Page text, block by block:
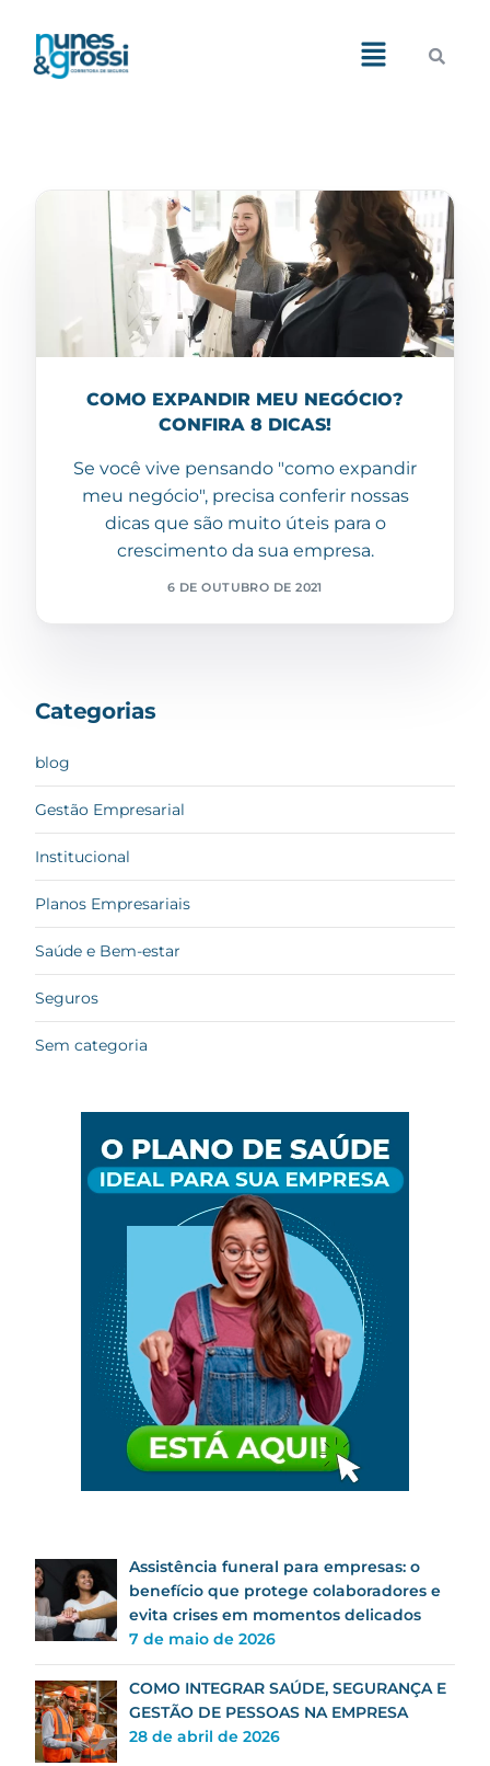
COMO EXPANDIR MEU NEGÓCIO?
CONFIRA 8 DICAS!
Se você vive pensando "como expandir
meu negócio", precisa conferir nossas
dicas que são muito úteis para o
crescimento da sua empresa.
6 DE OUTUBRO DE 2021
Categorias
blog
Gestão Empresarial
Institucional
Planos Empresariais
Saúde e Bem-estar
Seguros
Sem categoria
Assistência funeral para empresas: o
benefício que protege colaboradores e
evita crises em momentos delicados
7 de maio de 2026
COMO INTEGRAR SAÚDE, SEGURANÇA E
GESTÃO DE PESSOAS NA EMPRESA
28 de abril de 2026
Features
Portfolio